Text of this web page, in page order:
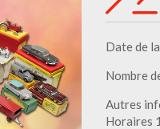
Date de
Nombre
Autres
Horaires